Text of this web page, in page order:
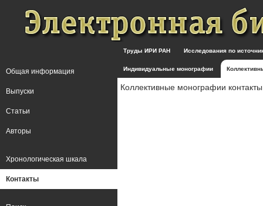
Труды ИРИ РАН Исследования по
Индивидуальные монографии
Коллективные монографии контакты
Общая информация
Выпуски
Статьи
Авторы
Хронологическая шкала
Контакты